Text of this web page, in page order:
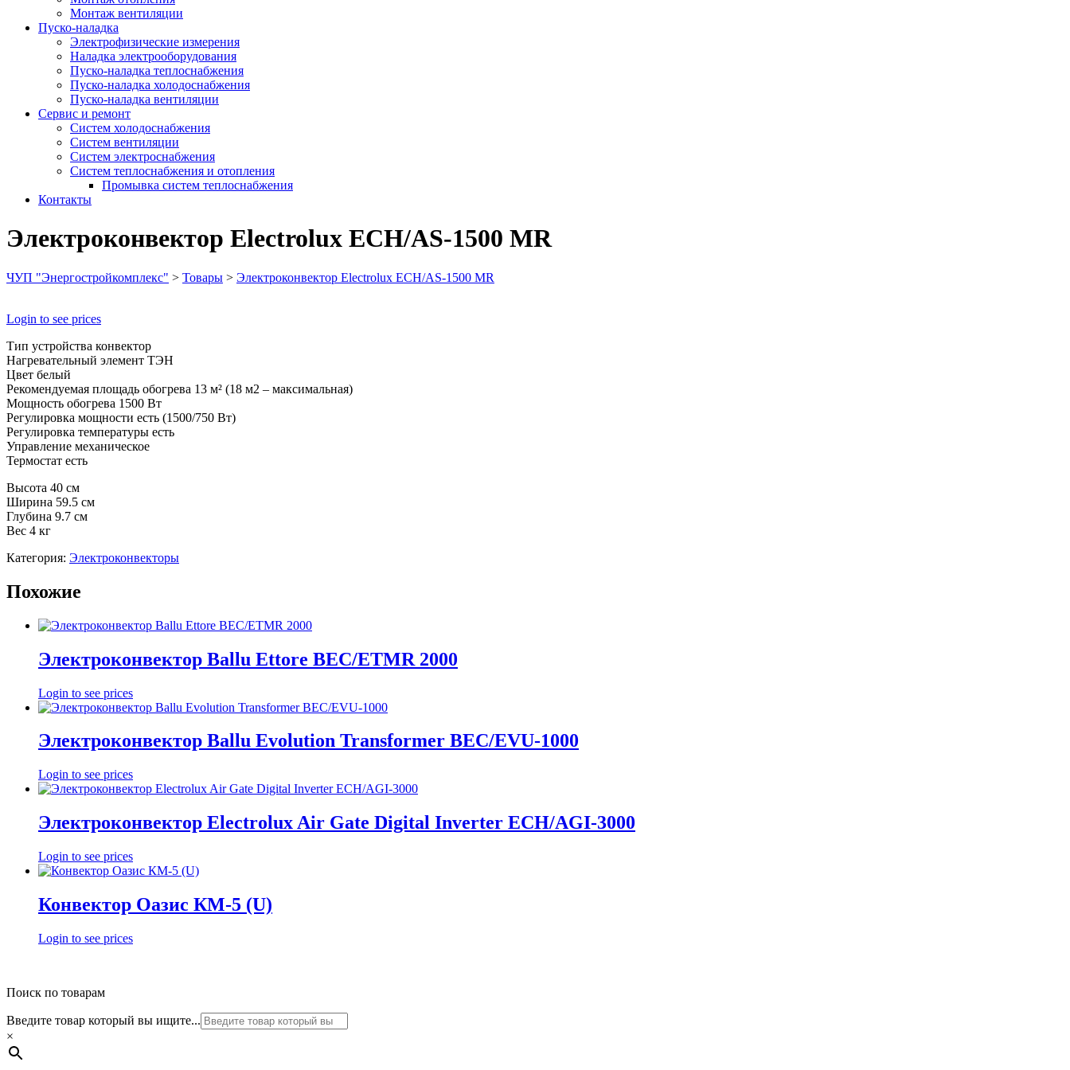
Монтаж вентиляции
Пуско-наладка
Электрофизические измерения
Наладка электрооборудования
Пуско-наладка теплоснабжения
Пуско-наладка холодоснабжения
Пуско-наладка вентиляции
Сервис и ремонт
Систем холодоснабжения
Систем вентиляции
Систем электроснабжения
Систем теплоснабжения и отопления
Промывка систем теплоснабжения
Контакты
Электроконвектор Electrolux ECH/AS-1500 MR
ЧУП "Энергостройкомплекс" > Товары > Электроконвектор Electrolux ECH/AS-1500 MR
Login to see prices
Тип устройства конвектор
Нагревательный элемент ТЭН
Цвет белый
Рекомендуемая площадь обогрева 13 м² (18 м2 – максимальная)
Мощность обогрева 1500 Вт
Регулировка мощности есть (1500/750 Вт)
Регулировка температуры есть
Управление механическое
Термостат есть
Высота 40 см
Ширина 59.5 см
Глубина 9.7 см
Вес 4 кг
Категория: Электроконвекторы
Похожие
Электроконвектор Ballu Ettore BEC/ETMR 2000
Login to see prices
Электроконвектор Ballu Evolution Transformer BEC/EVU-1000
Login to see prices
Электроконвектор Electrolux Air Gate Digital Inverter ECH/AGI-3000
Login to see prices
Конвектор Оазис КМ-5 (U)
Login to see prices
Поиск по товарам
Введите товар который вы ищите...
×